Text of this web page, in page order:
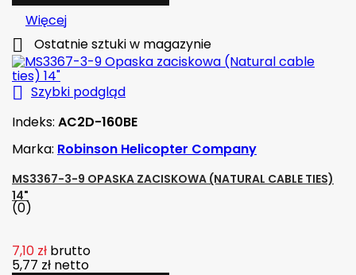
Więcej
 Ostatnie sztuki w magazynie
 Szybki podgląd
Indeks: AC2D-160BE
Marka: Robinson Helicopter Company
MS3367-3-9 OPASKA ZACISKOWA (NATURAL CABLE TIES)
14"
(0)
7,10 zł brutto
5,77 zł netto